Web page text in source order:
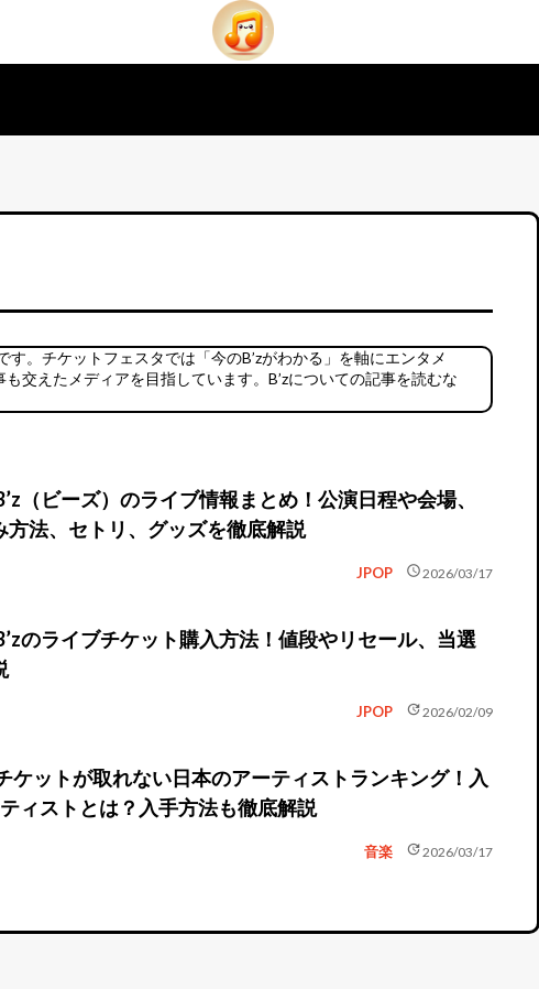
す。チケットフェスタでは「今のB’zがわかる」を軸にエンタメ
交えたメディアを目指しています。B’zについての記事を読むな
（ビーズ）のライブ情報まとめ！公演日程や会場、
方法、セトリ、グッズを徹底解説
JPOP schedule2026/03/17
のライブチケット購入方法！値段やリセール、当選
JPOP update2026/02/09
ケットが取れない日本のアーティストランキング！入
ィストとは？入手方法も徹底解説
音楽 update2026/03/17